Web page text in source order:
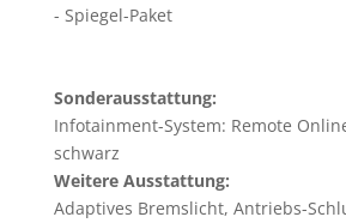
Spiegel-Paket
Sonderausstattung:
Infotainment-System: Remote
schwarz
Weitere Ausstattung:
Adaptives Bremslicht, Antriebs-